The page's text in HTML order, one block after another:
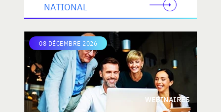
NATIONAL
08 DÉCEMBRE 2026
WEBINAIRES